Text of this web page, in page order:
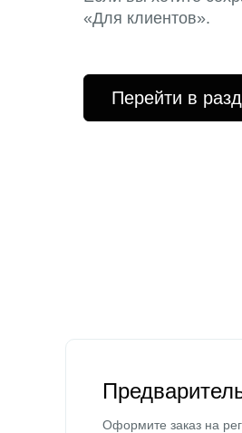
«Для клиентов».
Перейти в
Оформите заказ на